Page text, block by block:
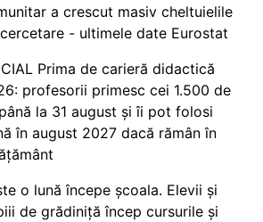
a crescut masiv cheltuielile
- ultimele date Eurostat
Prima de carieră didactică
profesorii primesc cei 1.500 de
la 31 august și îi pot folosi
în august 2027 dacă rămân în
o lună începe școala. Elevii și
de grădiniță încep cursurile și